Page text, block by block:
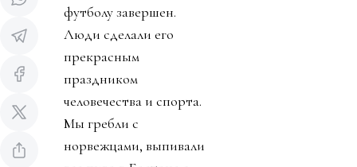
футболу завершен.
Люди сделали его
прекрасным
праздником
человечества и спорта.
Мы гребли с
норвежцами, выпивали